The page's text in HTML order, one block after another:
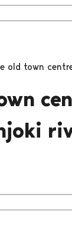
old town